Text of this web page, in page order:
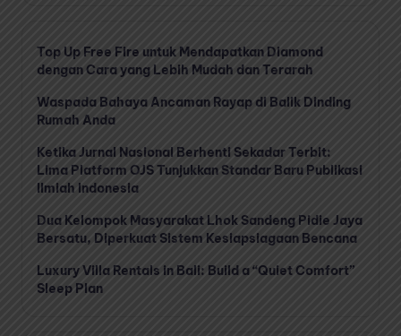
Top Up Free Fire untuk Mendapatkan Diamond
dengan Cara yang Lebih Mudah dan Terarah
Waspada Bahaya Ancaman Rayap di Balik Dinding
Rumah Anda
Ketika Jurnal Nasional Berhenti Sekadar Terbit:
Lima Platform OJS Tunjukkan Standar Baru Publikasi
Ilmiah Indonesia
Dua Kelompok Masyarakat Lhok Sandeng Pidie Jaya
Bersatu, Diperkuat Sistem Kesiapsiagaan Bencana
Luxury Villa Rentals in Bali: Build a “Quiet Comfort”
Sleep Plan